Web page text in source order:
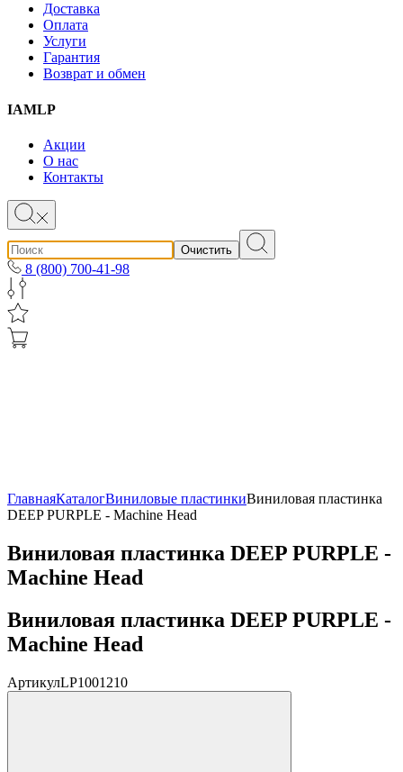
Доставка
Оплата
Услуги
Гарантия
Возврат и обмен
IAMLP
Акции
О нас
Контакты
Очистить
8 (800) 700-41-98
ГлавнаяКаталогВиниловые пластинкиВиниловая пластинка
DEEP PURPLE - Machine Head
Виниловая пластинка DEEP PURPLE -
Machine Head
Виниловая пластинка DEEP PURPLE -
Machine Head
АртикулLP1001210